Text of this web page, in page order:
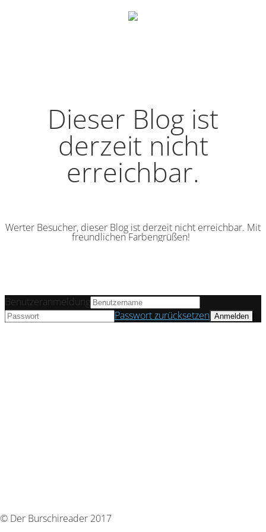
Dieser Blog ist
derzeit nicht
erreichbar.
Werter Besucher, dieser Blog ist derzeit nicht erreichbar. Mit
freundlichen Farbengrüßen!
© Der Burschireader 2017
Benutzeranmeldung
Passwort zurücksetzen